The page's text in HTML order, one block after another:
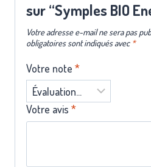
sur “Symples BIO
Votre adresse e-mail ne sera pas
obligatoires sont indiqués avec *
Votre note *
Votre avis *